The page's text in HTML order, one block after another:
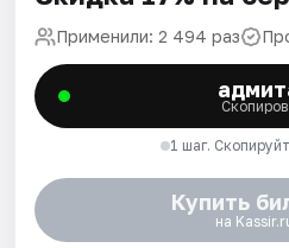
Применили: 2 494 раз
1 шаг.
Купить
на